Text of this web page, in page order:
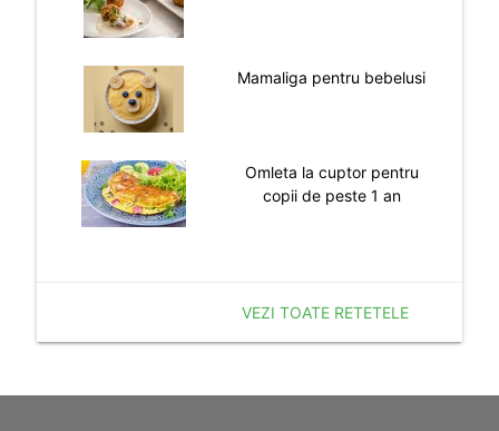
Mamaliga pentru bebelusi
Omleta la cuptor pentru
copii de peste 1 an
VEZI TOATE RETETELE